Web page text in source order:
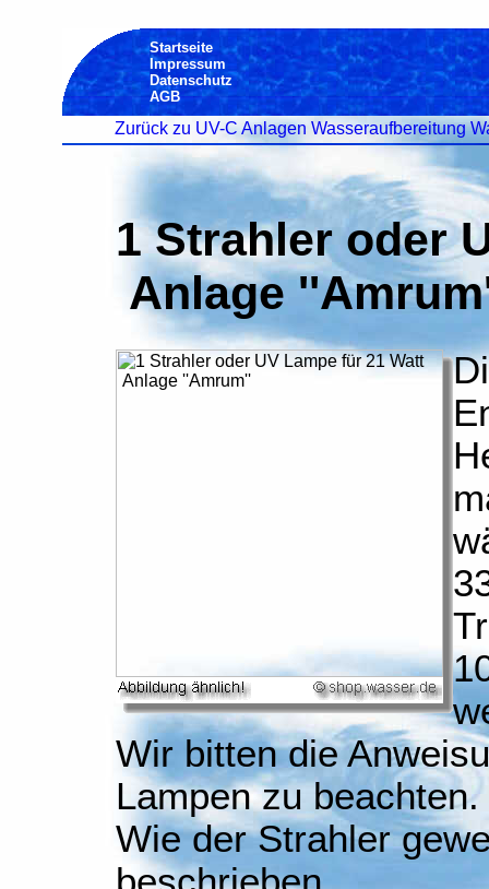
Startseite
Impressum
Datenschutz
AGB
Zurück zu UV-C Anlagen Wasseraufbereitung
1 Strahler oder
Anlage
Wir bitten die
Lampen zu beachten.
Wie der Strahler